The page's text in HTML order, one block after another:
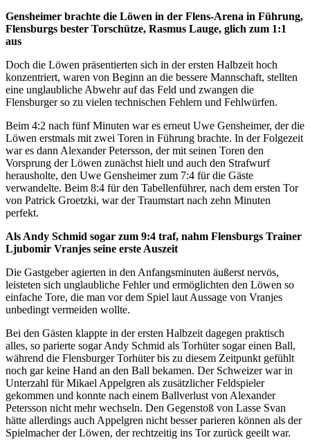
Gensheimer brachte die Löwen in der Flens-Arena in Führung,
Flensburgs bester Torschütze, Rasmus Lauge, glich zum 1:1
aus
Doch die Löwen präsentierten sich in der ersten Halbzeit hoch
konzentriert, waren von Beginn an die bessere Mannschaft, stellten
eine unglaubliche Abwehr auf das Feld und zwangen die
Flensburger so zu vielen technischen Fehlern und Fehlwürfen.
Beim 4:2 nach fünf Minuten war es erneut Uwe Gensheimer, der die
Löwen erstmals mit zwei Toren in Führung brachte. In der Folgezeit
war es dann Alexander Petersson, der mit seinen Toren den
Vorsprung der Löwen zunächst hielt und auch den Strafwurf
herausholte, den Uwe Gensheimer zum 7:4 für die Gäste
verwandelte. Beim 8:4 für den Tabellenführer, nach dem ersten Tor
von Patrick Groetzki, war der Traumstart nach zehn Minuten
perfekt.
Als Andy Schmid sogar zum 9:4 traf, nahm Flensburgs Trainer
Ljubomir Vranjes seine erste Auszeit
Die Gastgeber agierten in den Anfangsminuten äußerst nervös,
leisteten sich unglaubliche Fehler und ermöglichten den Löwen so
einfache Tore, die man vor dem Spiel laut Aussage von Vranjes
unbedingt vermeiden wollte.
Bei den Gästen klappte in der ersten Halbzeit dagegen praktisch
alles, so parierte sogar Andy Schmid als Torhüter sogar einen Ball,
während die Flensburger Torhüter bis zu diesem Zeitpunkt gefühlt
noch gar keine Hand an den Ball bekamen. Der Schweizer war in
Unterzahl für Mikael Appelgren als zusätzlicher Feldspieler
gekommen und konnte nach einem Ballverlust von Alexander
Petersson nicht mehr wechseln. Den Gegenstoß von Lasse Svan
hätte allerdings auch Appelgren nicht besser parieren können als der
Spielmacher der Löwen, der rechtzeitig ins Tor zurück geeilt war.